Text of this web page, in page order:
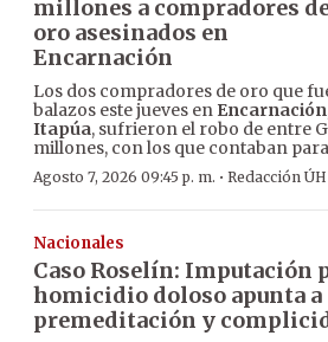
millones a compradores
oro asesinados en
Encarnación
Los dos compradores de oro que
balazos este jueves en Encarnación
Itapúa, sufrieron el robo de entre
millones, con los que contaban
Agosto 7, 2026 09:45 p. m. · Redacción ÚH
Nacionales
Caso Roselín: Imputación
homicidio doloso apunta a
premeditación y